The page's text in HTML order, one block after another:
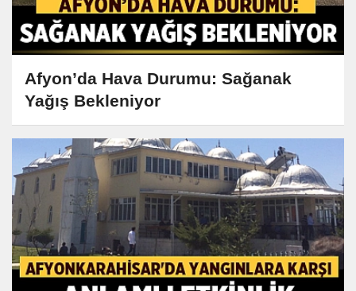
Afyon’da Hava Durumu: Sağanak
Yağış Bekleniyor